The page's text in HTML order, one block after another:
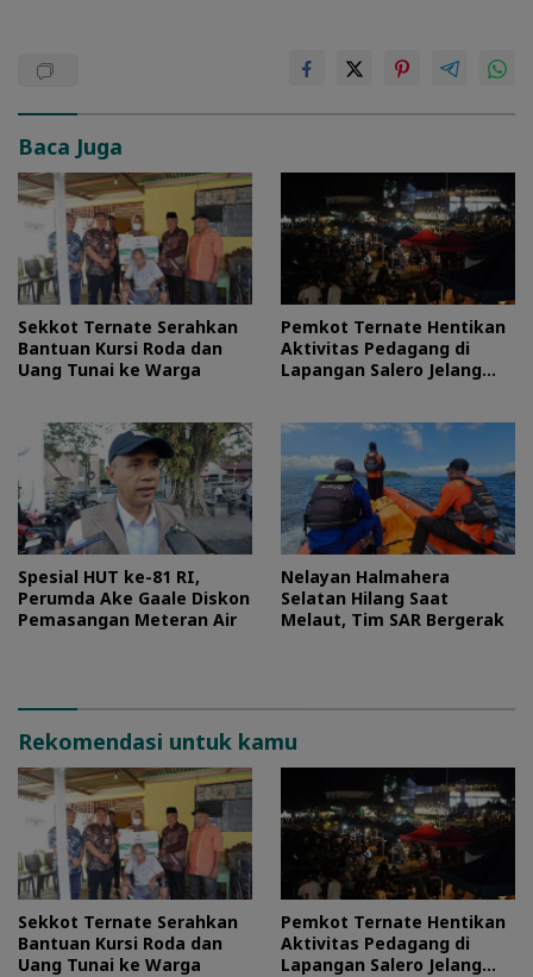
Baca Juga
Sekkot Ternate Serahkan
Bantuan Kursi Roda dan
Uang Tunai ke Warga
Pemkot Ternate Hentikan
Aktivitas Pedagang di
Lapangan Salero Jelang
Spesial HUT ke-81 RI,
Perumda Ake Gaale Diskon
Pemasangan Meteran Air
Nelayan Halmahera
Selatan Hilang Saat
Melaut, Tim SAR Bergerak
Rekomendasi untuk kamu
Sekkot Ternate Serahkan
Bantuan Kursi Roda dan
Uang Tunai ke Warga
Pemkot Ternate Hentikan
Aktivitas Pedagang di
Lapangan Salero Jelang